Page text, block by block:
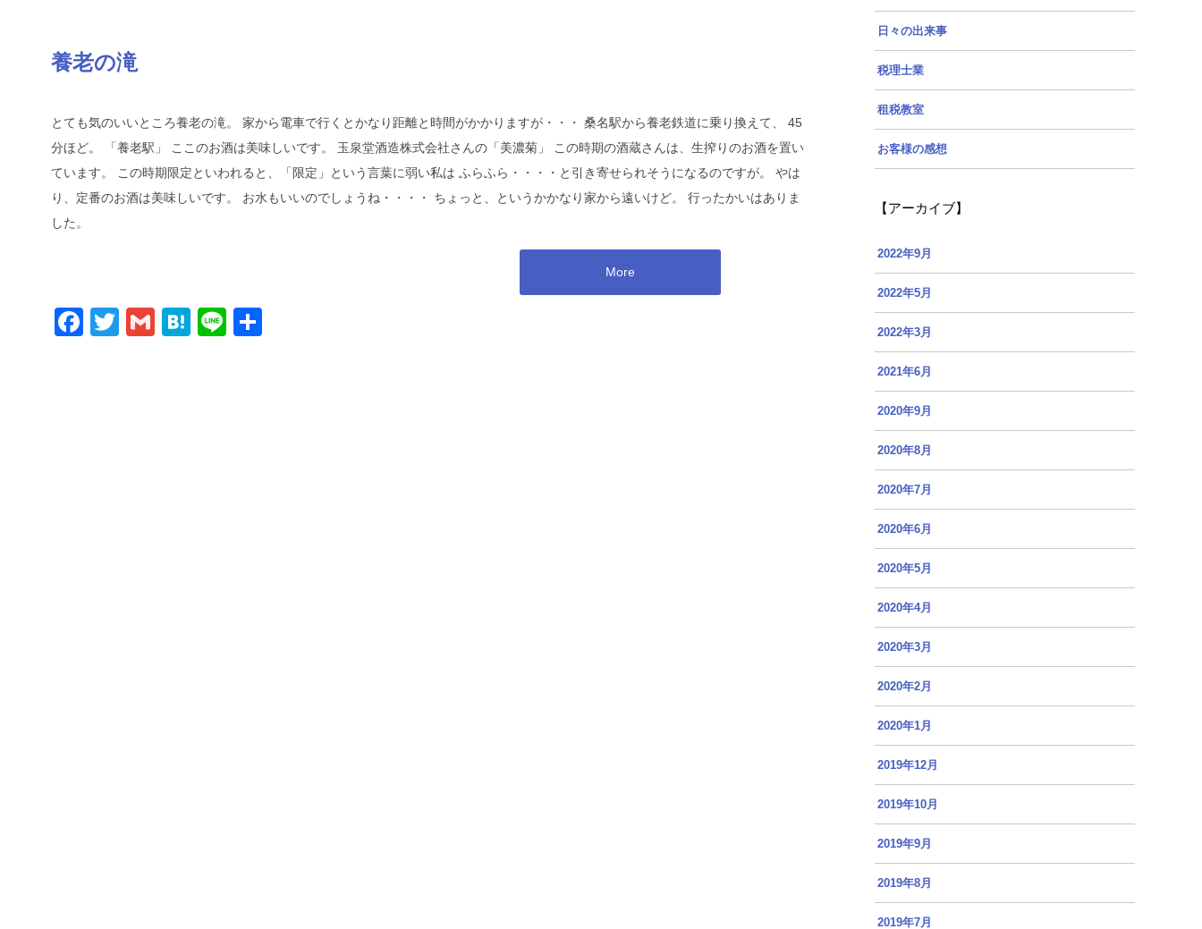
養老の滝
とても気のいいところ養老の滝。 家から電車で行くとかなり距離と時間がかかりますが・・・ 桑名駅から養老鉄道に乗り換えて、 45
分ほど。 「養老駅」 ここのお酒は美味しいです。 玉泉堂酒造株式会社さんの「美濃菊」 この時期の酒蔵さんは、生搾りのお酒を置い
ています。 この時期限定といわれると、「限定」という言葉に弱い私は ふらふら・・・・と引き寄せられそうになるのですが。 やは
り、定番のお酒は美味しいです。 お水もいいのでしょうね・・・・ ちょっと、というかかなり家から遠いけど。 行ったかいはありま
した。
More
Facebook
Twitter
GmailHatena
Line
日々の出来事
税理士業
租税教室
お客様の感想
【アーカイブ】
2022年9月
2022年5月
2022年3月
2021年6月
2020年9月
2020年8月
2020年7月
2020年6月
2020年5月
2020年4月
2020年3月
2020年2月
2020年1月
2019年12月
2019年10月
2019年9月
2019年8月
2019年7月